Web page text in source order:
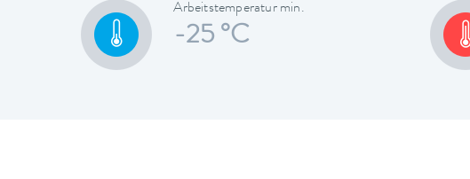
Arbeitstemperatur min.
-25 °C